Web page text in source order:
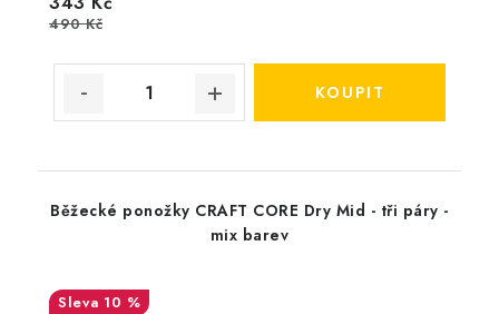
490 Kč
Běžecké ponožky CRAFT CORE Dry Mid - tři páry -
mix barev
10 %